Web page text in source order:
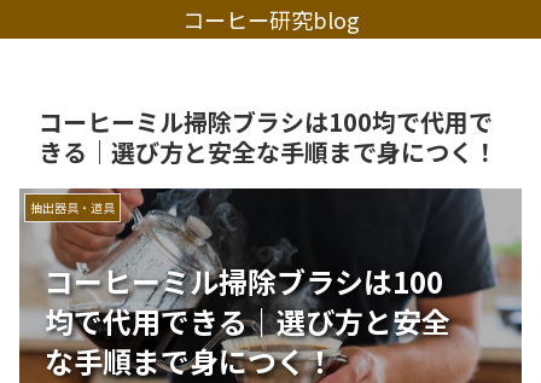
コーヒー研究blog
コーヒーミル掃除ブラシは100均で代用で
きる｜選び方と安全な手順まで身につく！
コーヒーミル掃除ブラシは100
均で代用できる｜選び方と安全
な手順まで身につく！
抽出器具・道具